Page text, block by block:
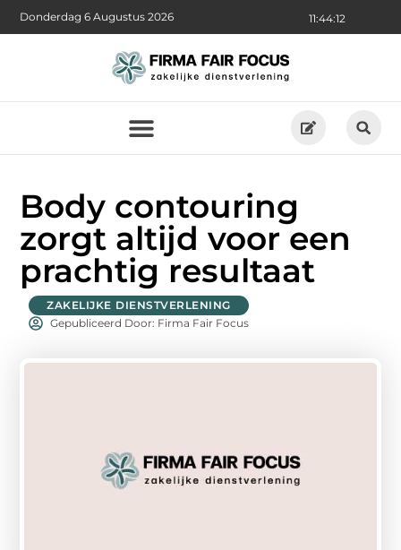
11:44:13
Donderdag 6 Augustus 2026
Body contouring
zorgt altijd voor een
prachtig resultaat
ZAKELIJKE DIENSTVERLENING
Gepubliceerd Door: Firma Fair Focus